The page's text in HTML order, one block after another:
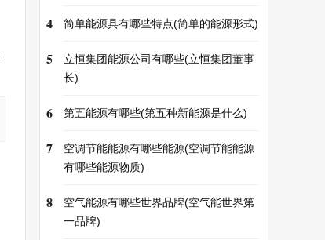
4 简单能源具有哪些特点(简单的能源形式)
5
立恒集团能源公司有哪些(立恒集团董事
长)
6 第五能源有哪些(第五种新能源是什么)
7
空调节能能源有哪些能源(空调节能能源
有哪些能源物质)
8
空气能源有哪些世界品牌(空气能世界第
一品牌)